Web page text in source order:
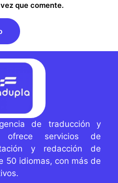
que comente.
de traducción y
ofrece servicios de
y redacción de
50 idiomas, con más de